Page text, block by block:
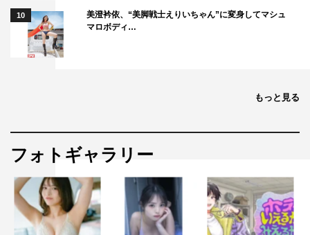
10
美澄衿依、“美脚戦士えりいちゃん”に変身してマシュ
マロボディ…
もっと見る
フォトギャラリー